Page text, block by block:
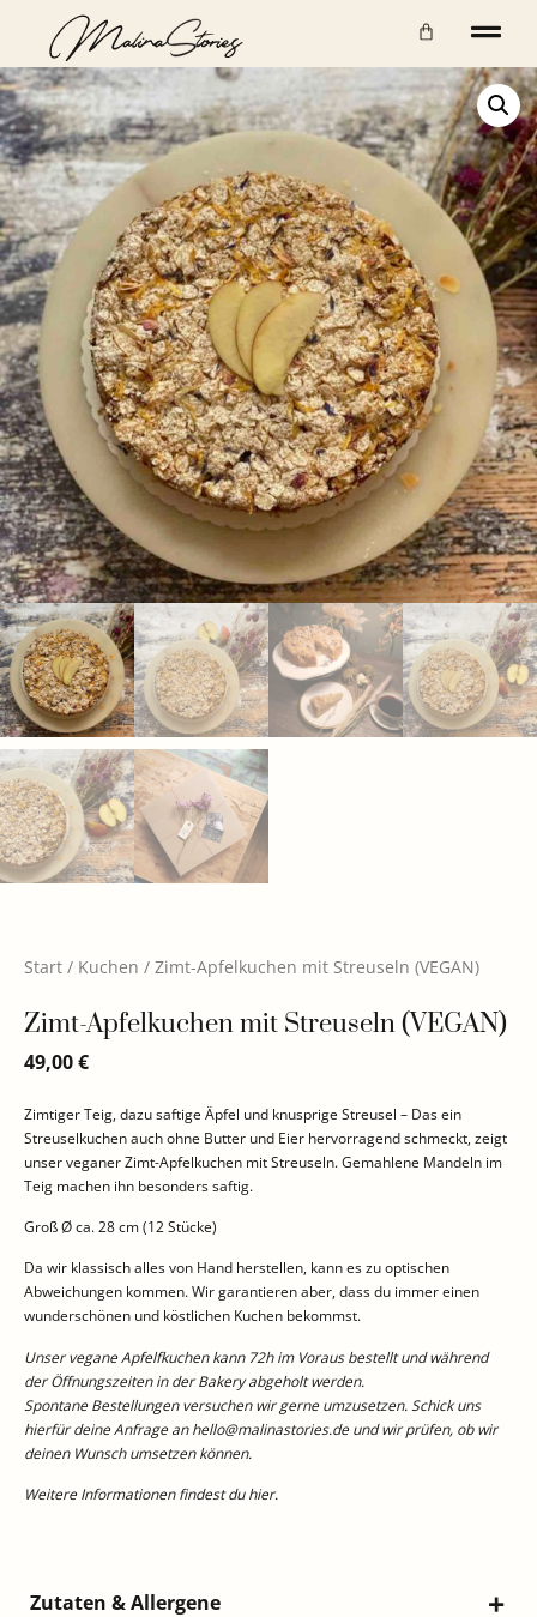
Start / Kuchen / Zimt-Apfelkuchen mit Streuseln (VEGAN)
Zimt-Apfelkuchen mit Streuseln (VEGAN)
49,00€
Zimtiger Teig, dazu saftige Äpfel und knusprige Streusel – Das ein
Streuselkuchen auch ohne Butter und Eier hervorragend schmeckt, zeigt
unser veganer Zimt-Apfelkuchen mit Streuseln. Gemahlene Mandeln im
Teig machen ihn besonders saftig.
Groß Ø ca. 28 cm (12 Stücke)
Da wir klassisch alles von Hand herstellen, kann es zu optischen
Abweichungen kommen. Wir garantieren aber, dass du immer einen
wunderschönen und köstlichen Kuchen bekommst.
Unser vegane Apfelfkuchen kann 72h im Voraus bestellt und während
der Öffnungszeiten in der Bakery abgeholt werden.
Spontane Bestellungen versuchen wir gerne umzusetzen. Schick uns
hierfür deine Anfrage an hello@malinastories.de und wir prüfen, ob wir
deinen Wunsch umsetzen können.
Weitere Informationen findest duhier.
Zutaten & Allergene